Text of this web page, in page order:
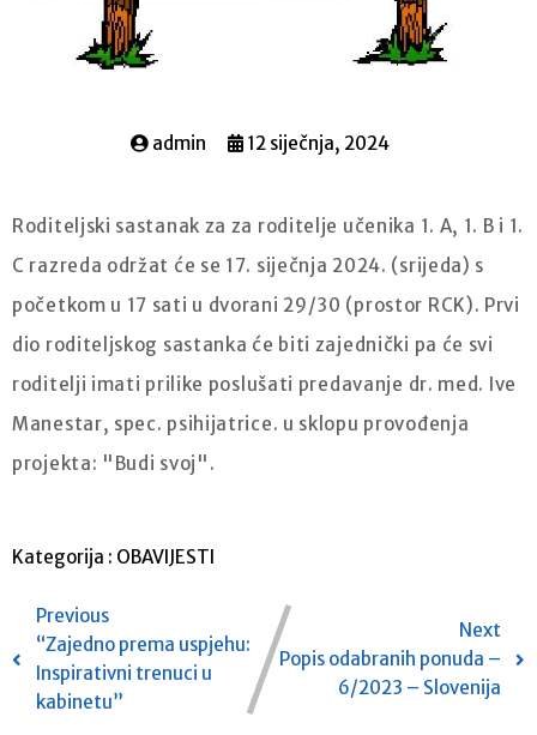
admin 12 siječnja, 2024
Roditeljski sastanak za za roditelje učenika 1. A, 1. B i 1.
C razreda održat će se 17. siječnja 2024. (srijeda) s
početkom u 17 sati u dvorani 29/30 (prostor RCK). Prvi
dio roditeljskog sastanka će biti zajednički pa će svi
roditelji imati prilike poslušati predavanje dr. med. Ive
Manestar, spec. psihijatrice. u sklopu provođenja
projekta: "Budi svoj".
Kategorija : OBAVIJESTI
Previous
“Zajedno prema uspjehu:
Inspirativni trenuci u
kabinetu”
Next
Popis odabranih ponuda –
6/2023 – Slovenija